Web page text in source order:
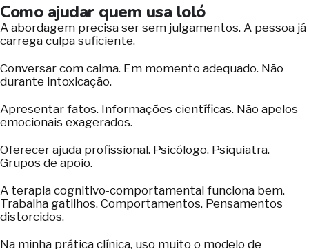
Como ajudar quem usa loló
A abordagem precisa ser sem julgamentos. A pessoa já
carrega culpa suficiente.
Conversar com calma. Em momento adequado. Não
durante intoxicação.
Apresentar fatos. Informações científicas. Não apelos
emocionais exagerados.
Oferecer ajuda profissional. Psicólogo. Psiquiatra.
Grupos de apoio.
A terapia cognitivo-comportamental funciona bem.
Trabalha gatilhos. Comportamentos. Pensamentos
distorcidos.
Na minha prática clínica, uso muito o modelo de